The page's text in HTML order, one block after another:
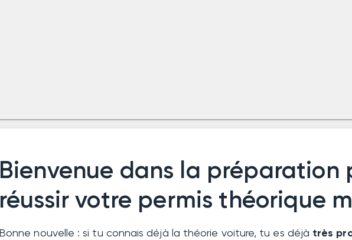
Bienvenue dans la préparation
réussir votre permis théorique
Bonne nouvelle : si tu connais déjà la théorie voiture, tu es déjà très